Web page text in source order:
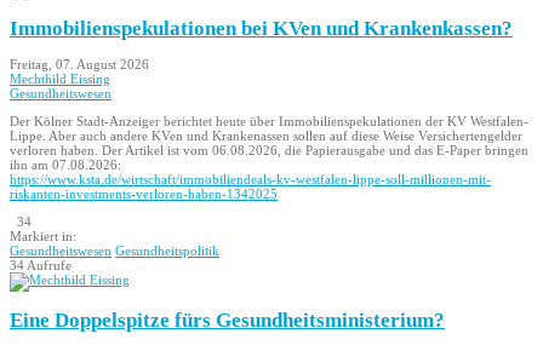
Immobilienspekulationen bei KVen und Krankenkassen?
Freitag, 07. August 2026
Mechthild Eissing
Gesundheitswesen
Der Kölner Stadt-Anzeiger berichtet heute über Immobilienspekulationen der KV Westfalen-
Lippe. Aber auch andere KVen und Krankenassen sollen auf diese Weise Versichertengelder
verloren haben. Der Artikel ist vom 06.08.2026, die Papierausgabe und das E-Paper bringen
ihn am 07.08.2026:
https://www.ksta.de/wirtschaft/immobiliendeals-kv-westfalen-lippe-soll-millionen-mit-
riskanten-investments-verloren-haben-1342025
34
Markiert in:
Gesundheitswesen Gesundheitspolitik
34 Aufrufe
Eine Doppelspitze fürs Gesundheitsministerium?